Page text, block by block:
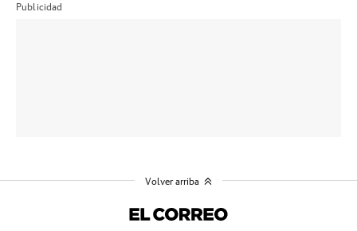
Publicidad
Volver arriba